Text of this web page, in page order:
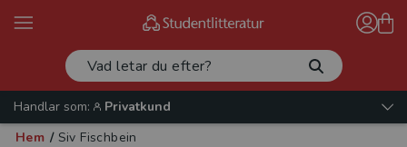
Handlar som:
Privatkund
Hem / Siv Fischbein